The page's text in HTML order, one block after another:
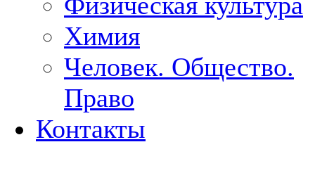
Химия
Человек. Общество.
Право
Контакты